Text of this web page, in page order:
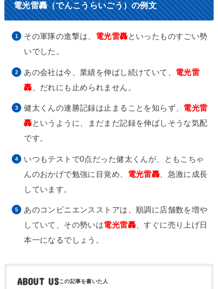
電光雷轟（でんこうらいごう）の例文
その軍隊の進撃は、 電光雷轟といったものすごい勢
いでした。
あの会社は今、業績を伸ばし続けていて、 電光雷
轟 、だれにも止められません。
健太くんの連勝記録は止まることを知らず、 電光雷
轟というように、まだまだ記録を伸ばしそうな気配
です。
いつもテストで0点だった健太くんが、ともこちゃ
んのおかげで勉強に目覚め、 電光雷轟 、急激に成長
しています。
あのコンビニエンスストアは、順調に店舗数を増や
していて、その勢いは電光雷轟、すぐに売り上げ日
本一になるでしょう。
ABOUT US